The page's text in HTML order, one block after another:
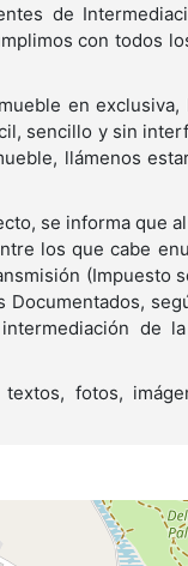
de
con todos
en
sencillo y sin
llámenos
se informa que
los que cabe
(Impuesto
de
fotos,